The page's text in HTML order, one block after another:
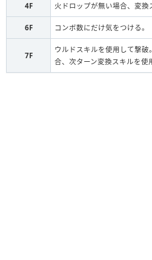
4F 火ドロップが無い場合、変換
6F コンボ数にだけ気をつける。
7F
ウルドスキルを使用して撃
合、次ターン変換スキルを使